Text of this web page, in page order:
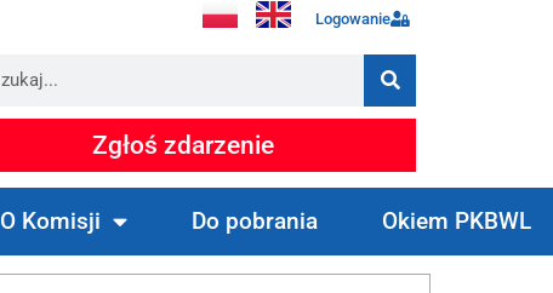
Logowanie
Zgłoś zdarzenie
O Komisji Do pobrania Okiem PKBWL